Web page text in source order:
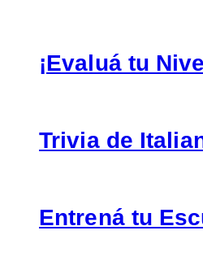
¡Evaluá tu
Trivia de
Entrená tu